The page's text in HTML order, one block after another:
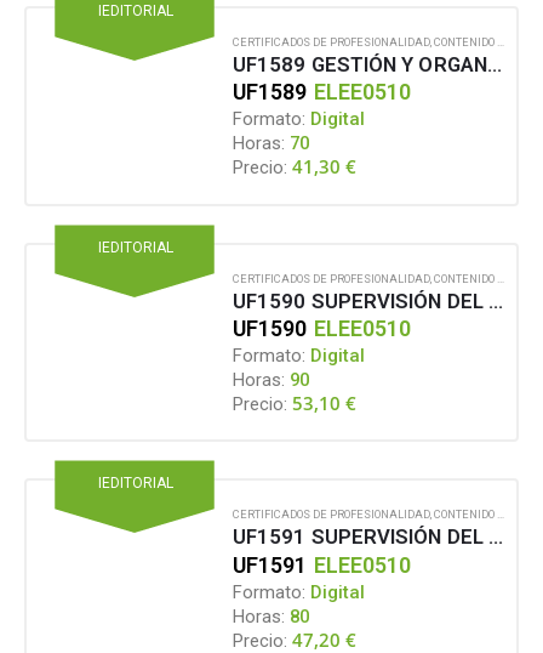
IEDITORIAL
CERTIFICADOS DE PROFESIONALIDAD CONTENIDO EN FORMATO DIGITAL
UF1589 GESTIÓN Y ORGANIZACIÓN DEL MONTAJE Y MANTENIMIENTO DE CENTROS DE TRANSFORMACIÓN DE INTERIOR
UF1589 ELEE0510
Formato: Digital
Horas: 70
Precio: 41,30€
IEDITORIAL
CERTIFICADOS DE PROFESIONALIDAD CONTENIDO EN FORMATO DIGITAL
UF1590 SUPERVISIÓN DEL MONTAJE DE REDES ELÉCTRICAS SUBTERRÁNEAS DE ALTA TENSIÓN DE SEGUNDA Y TERCERA CATEGORÍA
UF1590 ELEE0510
Formato: Digital
Horas: 90
Precio: 53,10€
IEDITORIAL
CERTIFICADOS DE PROFESIONALIDAD,CONTENIDO EN FORMATO DIGITAL
UF1591 SUPERVISIÓN DEL MONTAJE DE CENTROS DE TRANSFORMACIÓN DE INTERIOR
UF1591 ELEE0510
Formato: Digital
Horas: 80
Precio: 47,20€